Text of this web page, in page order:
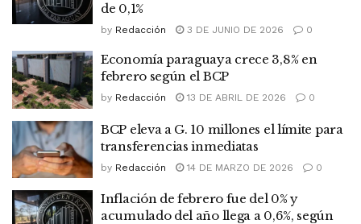
de 0,1%
by Redacción 3 DE JUNIO DE 2026 0
Economía paraguaya crece 3,8% en
febrero según el BCP
by Redacción 13 DE ABRIL DE 2026 0
BCP eleva a G. 10 millones el límite para
transferencias inmediatas
by Redacción 14 DE MARZO DE 2026 0
Inflación de febrero fue del 0% y
acumulado del año llega a 0,6%, según